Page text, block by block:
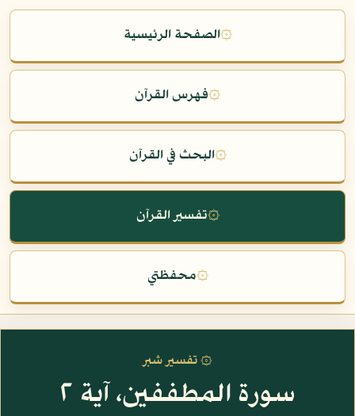
۞الصفحة الرئيسية
۞فهرس القرآن
۞البحث في القرآن
۞تفسير القرآن
۞محفظتي
۞ تفسير شبر
سورة المطففين، آية ٢